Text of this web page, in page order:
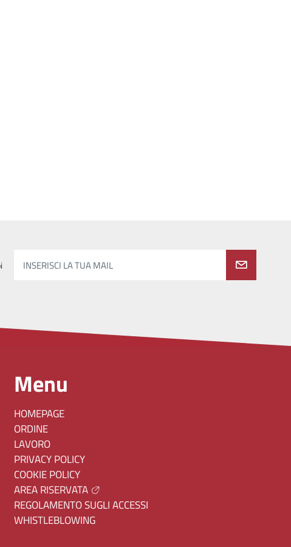
INSERISCI LA TUA MAIL
Menu
HOMEPAGE
ORDINE
LAVORO
PRIVACY POLICY
COOKIE POLICY
AREA RISERVATA
REGOLAMENTO SUGLI ACCESSI
WHISTLEBLOWING